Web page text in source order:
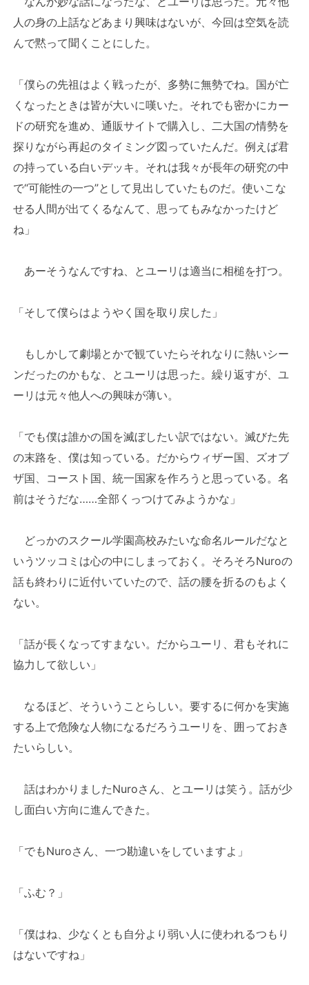
人の身の上話などあまり興味はないが、今回は空気を読
んで黙って聞くことにした。
「僕らの先祖はよく戦ったが、多勢に無勢でね。国が亡
くなったときは皆が大いに嘆いた。それでも密かにカー
ドの研究を進め、通販サイトで購入し、二大国の情勢を
探りながら再起のタイミング図っていたんだ。例えば君
の持っている白いデッキ。それは我々が長年の研究の中
で“可能性の一つ”として見出していたものだ。使いこな
せる人間が出てくるなんて、思ってもみなかったけど
ね」
あーそうなんですね、とユーリは適当に相槌を打つ。
「そして僕らはようやく国を取り戻した」
もしかして劇場とかで観ていたらそれなりに熱いシー
ンだったのかもな、とユーリは思った。繰り返すが、ユ
ーリは元々他人への興味が薄い。
「でも僕は誰かの国を滅ぼしたい訳ではない。滅びた先
の末路を、僕は知っている。だからウィザー国、ズオブ
ザ国、コースト国、統一国家を作ろうと思っている。名
前はそうだな……全部くっつけてみようかな」
どっかのスクール学園高校みたいな命名ルールだなと
いうツッコミは心の中にしまっておく。そろそろNuroの
話も終わりに近付いていたので、話の腰を折るのもよく
ない。
「話が長くなってすまない。だからユーリ、君もそれに
協力して欲しい」
なるほど、そういうことらしい。要するに何かを実施
する上で危険な人物になるだろうユーリを、囲っておき
たいらしい。
話はわかりましたNuroさん、とユーリは笑う。話が少
し面白い方向に進んできた。
「でもNuroさん、一つ勘違いをしていますよ」
「ふむ？」
「僕はね、少なくとも自分より弱い人に使われるつもり
はないですね」